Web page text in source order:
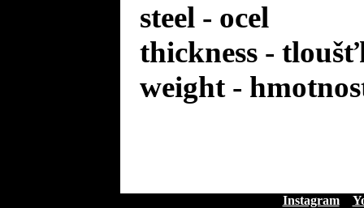
steel - ocel
thickness -
weight -
Instagram